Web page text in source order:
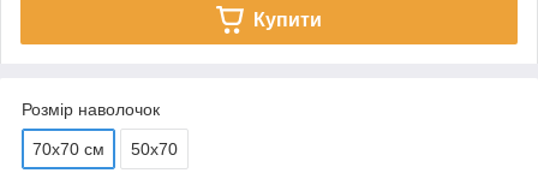
Купити
Розмір наволочок
70х70 см 50х70